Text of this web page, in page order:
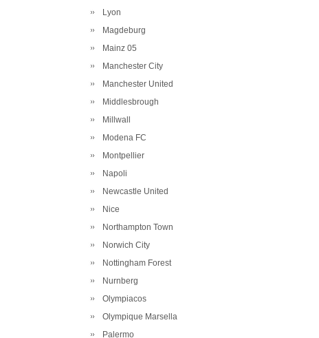
Lyon
Magdeburg
Mainz 05
Manchester City
Manchester United
Middlesbrough
Millwall
Modena FC
Montpellier
Napoli
Newcastle United
Nice
Northampton Town
Norwich City
Nottingham Forest
Nurnberg
Olympiacos
Olympique Marsella
Palermo